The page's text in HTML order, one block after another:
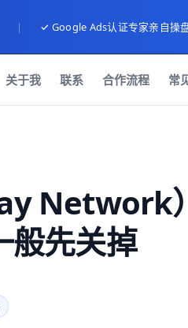
| ✓ Google Ads认证专家亲自操
关于我 联系 合作流程 常
Network
般先关掉